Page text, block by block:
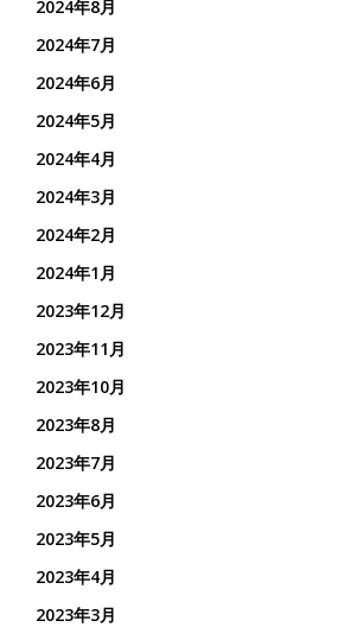
2024年8月
2024年7月
2024年6月
2024年5月
2024年4月
2024年3月
2024年2月
2024年1月
2023年12月
2023年11月
2023年10月
2023年8月
2023年7月
2023年6月
2023年5月
2023年4月
2023年3月